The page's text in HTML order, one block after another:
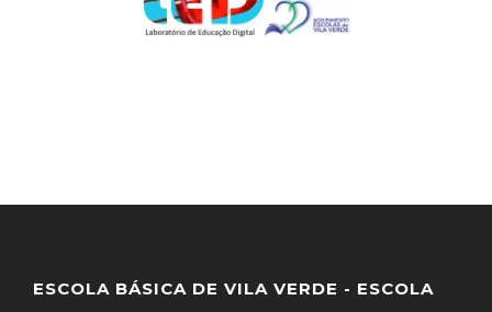
ESCOLA BÁSICA DE VILA VERDE - ESCOLA